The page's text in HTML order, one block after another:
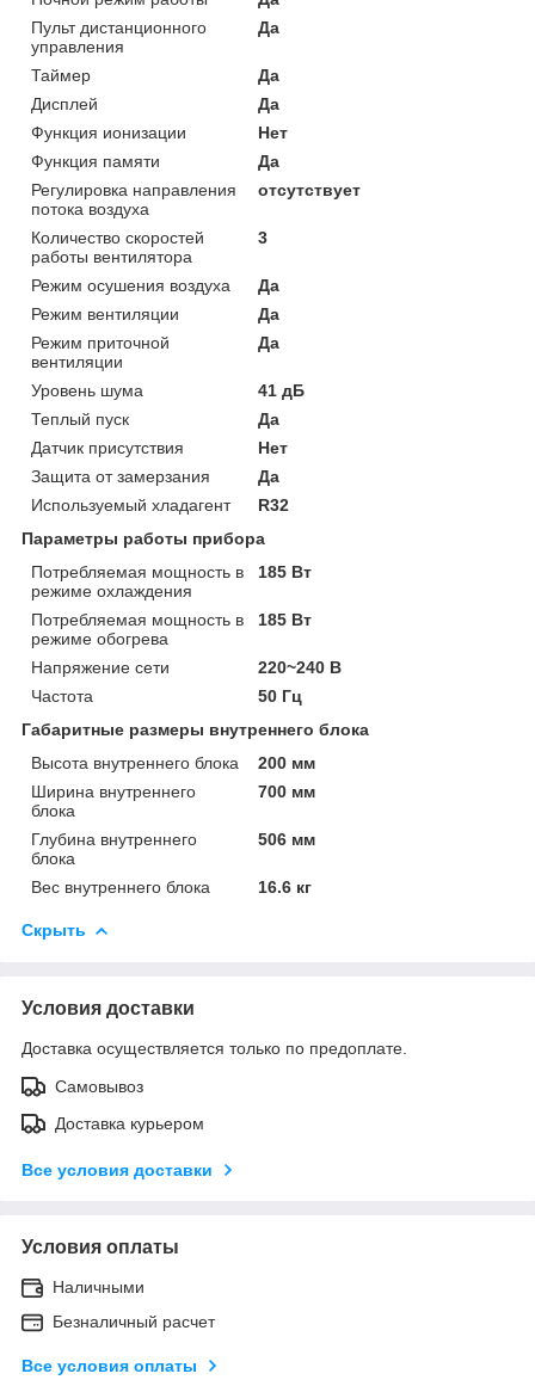
Пульт дистанционного
управления
Да
Таймер
Да
Дисплей
Да
Функция ионизации
Нет
Функция памяти
Да
Регулировка направления
потока воздуха
отсутствует
Количество скоростей
работы вентилятора
3
Режим осушения воздуха
Да
Режим вентиляции
Да
Режим приточной
вентиляции
Да
Уровень шума
41 дБ
Теплый пуск
Да
Датчик присутствия
Нет
Защита от замерзания
Да
Используемый хладагент
R32
Параметры работы прибора
Потребляемая мощность в
режиме охлаждения
185 Вт
Потребляемая мощность в
режиме обогрева
185 Вт
Напряжение сети
220~240 В
Частота
50 Гц
Габаритные размеры внутреннего блока
Высота внутреннего блока
200 мм
Ширина внутреннего
блока
700 мм
Глубина внутреннего
блока
506 мм
Вес внутреннего блока 16.6 кг
Скрыть
Условия доставки
Доставка осуществляется только по предоплате.
Самовывоз
Доставка курьером
Все условия доставки
Условия оплаты
Наличными
Безналичный расчет
Все условия оплаты